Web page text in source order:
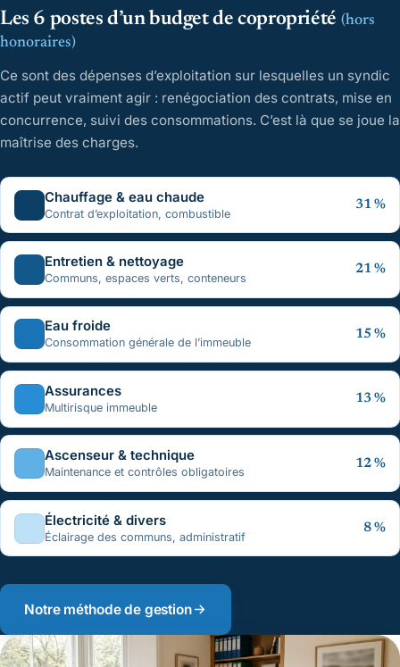
Cliquez sur un secteur
Chargement du graphique 3D…
Les 6 postes d’un budget de copropriété (hors
honoraires)
Ce sont des dépenses d’exploitation sur lesquelles un syndic
actif peut vraiment agir : renégociation des contrats, mise en
concurrence, suivi des consommations. C’est là que se joue la
maîtrise des charges.
Chauffage & eau chaude
Contrat d’exploitation, combustible
31 %
Entretien & nettoyage
Communs, espaces verts, conteneurs
21 %
Eau froide
Consommation générale de l’immeuble
15 %
Assurances
Multirisque immeuble
13 %
Ascenseur & technique
Maintenance et contrôles obligatoires
12 %
Électricité & divers
Éclairage des communs, administratif
8 %
Notre méthode de gestion